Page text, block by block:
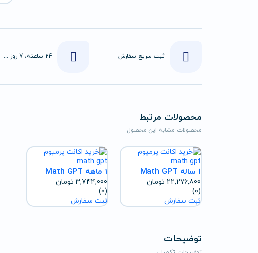
ثبت سریع سفارش 24 ساعته، 7 روز هفته
محصولات مرتبط
محصولات مشابه این محصول
1 ساله Math GPT
22,276,800 تومان
(0)
ثبت سفارش
1 ماهه Math GPT
3,744,000 تومان
(0)
ثبت سفارش
توضیحات